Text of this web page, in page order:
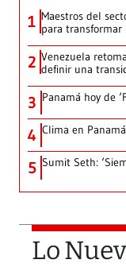
1 Maestros del
para transformar
2 Venezuela
definir una
3 Panamá hoy de
4 Clima en
5 Sumit Seth:
Lo